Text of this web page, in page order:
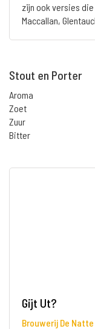
zijn ook versies
Maccallan,
Stout en Porter
Aroma
Zoet
Zuur
Bitter
Gijt Ut?
Brouwerij De